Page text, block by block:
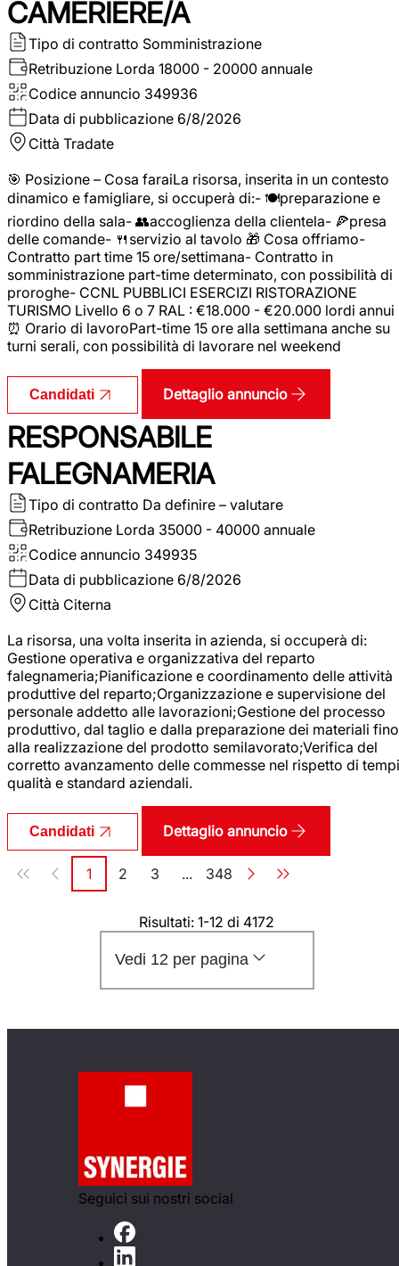
CAMERIERE/A
Tipo di contratto Somministrazione
Retribuzione Lorda 18000 - 20000 annuale
Codice annuncio 349936
Data di pubblicazione 6/8/2026
Città Tradate
🎯 Posizione – Cosa faraiLa risorsa, inserita in un contesto
dinamico e famigliare, si occuperà di:- 🍽️preparazione e
riordino della sala- 👥accoglienza della clientela- 🍕presa
delle comande- 🍴servizio al tavolo 🎁 Cosa offriamo-
Contratto part time 15 ore/settimana- Contratto in
somministrazione part-time determinato, con possibilità di
proroghe- CCNL PUBBLICI ESERCIZI RISTORAZIONE
TURISMO Livello 6 o 7 RAL : €18.000 - €20.000 lordi annui
⏰ Orario di lavoroPart-time 15 ore alla settimana anche su
turni serali, con possibilità di lavorare nel weekend
Candidati Dettaglio annuncio
RESPONSABILE
FALEGNAMERIA
Tipo di contratto Da definire – valutare
Retribuzione Lorda 35000 - 40000 annuale
Codice annuncio 349935
Data di pubblicazione 6/8/2026
Città Citerna
La risorsa, una volta inserita in azienda, si occuperà di:
Gestione operativa e organizzativa del reparto
falegnameria;Pianificazione e coordinamento delle attività
produttive del reparto;Organizzazione e supervisione del
personale addetto alle lavorazioni;Gestione del processo
produttivo, dal taglio e dalla preparazione dei materiali fino
alla realizzazione del prodotto semilavorato;Verifica del
corretto avanzamento delle commesse nel rispetto di
qualità e standard aziendali.
Candidati Dettaglio annuncio
Paginazione
Pagina
1 Pagina
2 Pagina
3 ... Pagina
348
Risultati: 1-12 di 4172
Vedi 12 per pagina
Seguici sui nostri social